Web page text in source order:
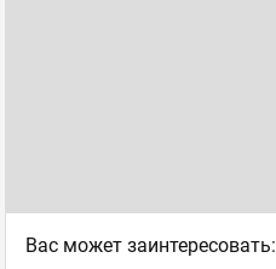
Ваc может заинтересовать: